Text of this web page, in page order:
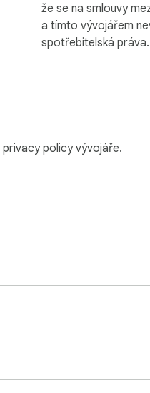
že se na smlouvy
a tímto vývojářem
spotřebitelská práva.
privacy policyvývojáře.